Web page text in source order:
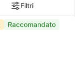
Filtri
Raccomandato